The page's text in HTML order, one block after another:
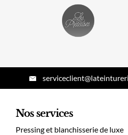
Nos services
Pressing et blanchisserie de luxe